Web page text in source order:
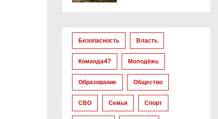
Безопасность Власть
Команда47 Молодёжь
Образование Общество
СВО Семья Спорт